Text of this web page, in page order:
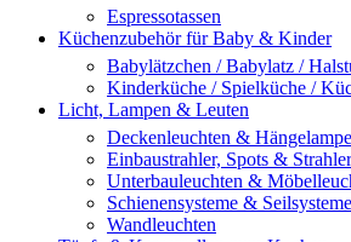
Espressotassen
Küchenzubehör für Baby & Kinder
Babylätzchen / Babylatz /
Kinderküche / Spielküche /
Licht, Lampen & Leuten
Deckenleuchten &
Einbaustrahler, Spots & Strahler
Unterbauleuchten &
Schienensysteme & Seilsysteme
Wandleuchten